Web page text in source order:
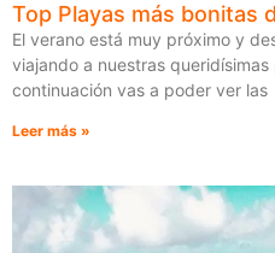
Top Playas más bonitas
El verano está muy próximo y
viajando a nuestras
continuación vas a poder ver las
Leer más »